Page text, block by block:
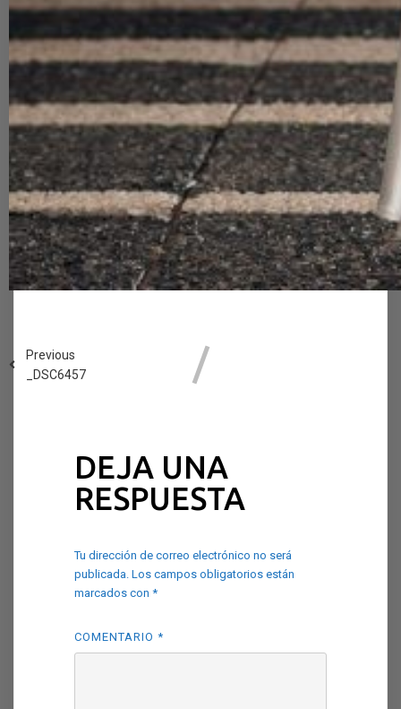
Previous
_DSC6457
DEJA UNA
RESPUESTA
Tu dirección de correo electrónico no será
publicada. Los campos obligatorios están
marcados con *
COMENTARIO *